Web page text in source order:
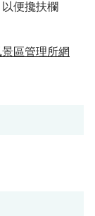
便攙扶欄
區管理所網